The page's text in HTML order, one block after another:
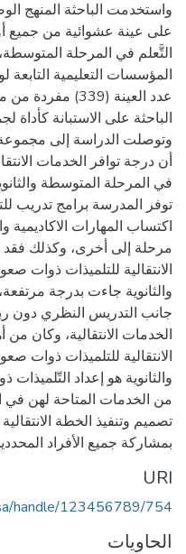
واستخدمت الباحثة المنهج
على عينة عشوائية من جميع
التَّعلم في المرحلة
المؤسسات التعليمية التابعة
عدد العينة
أن درجة توافر الخدمات
في المرحلة المتوسطة
توفر المدرسة برامج تدريب
اكتساب المهارات الاكاديمية
مرحلة إلى أخرى، وكذلك
الانتقالية للتلميذات ذوات
والثانوية جاءت بدرجة
جانب التدريس النظري دون
الخدمات الانتقالية، وكان
الانتقالية للتلميذات ذوات
والثانوية هو إعداد
من الخدمات المتاحة لهن في
تصميم وتنفيذ الخطة
بمشاركة جميع الأفراد
URI
handle/123456789/754
الحاويات